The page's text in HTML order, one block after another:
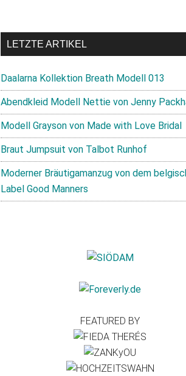
LETZTE ARTIKEL
Daalarna Kollektion Breath Modell 013
Abendkleid Modell Nettie von Jenny
Modell Grayson von Made with Love Bridal
Braut Jumpsuit von Talbot Runhof
Moderner Bräutigamanzug von dem
Label Good Manners
FEATURED BY